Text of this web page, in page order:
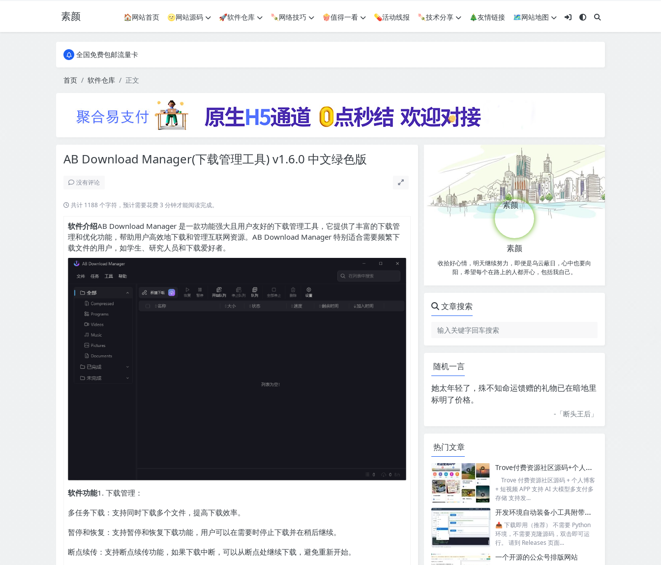
素颜 🏠网站首页 🌝网站源码 🚀软件仓库 🍡网络技巧 🍿值得一看 💊活动线报 🍡技术分享 🎄友情链接
🗺网站地图
全国免费包邮流量卡
全国免费包邮流量卡
首页
软件仓库 正文
AB Download Manager(下载管理工具) v1.6.0 中文绿色版
没有评论
共计 1188 个字符，预计需要花费 3 分钟才能阅读完成。
软件介绍AB Download Manager 是一款功能强大且用户友好的下载管理工具，它提供了丰富的下载管
理和优化功能，帮助用户高效地下载和管理互联网资源。AB Download Manager 特别适合需要频繁下
载文件的用户，如学生、研究人员和下载爱好者。
软件功能1. 下载管理：
多任务下载：支持同时下载多个文件，提高下载效率。
暂停和恢复：支持暂停和恢复下载功能，用户可以在需要时停止下载并在稍后继续。
断点续传：支持断点续传功能，如果下载中断，可以从断点处继续下载，避免重新开始。
素颜
收拾好心情，明天继续努力，即便是乌云蔽日，心中也要向
阳，希望每个在路上的人都开心，包括我自己。
文章搜索
随机一言
她太年轻了，殊不知命运馈赠的礼物已在暗地里
标明了价格。
-「断头王后 」
热门文章
Trove付费资源社区源码+个人博客+短视频 APP 支持AI大模型多支付多存储
Trove 付费资源社区源码 + 个人博客
+ 短视频 APP 支持 AI 大模型多支付多
存储 支持发...
开发环境自动装备小工具附带源码
📥 下载即用（推荐） 不需要 Python
环境，不需要克隆源码，双击即可运
行。 请到 Releases 页面...
一个开源的公众号排版网站